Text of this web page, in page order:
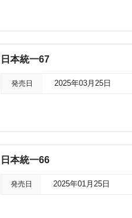
日本統一67
発売日 2025年03月25日
日本統一66
発売日 2025年01月25日